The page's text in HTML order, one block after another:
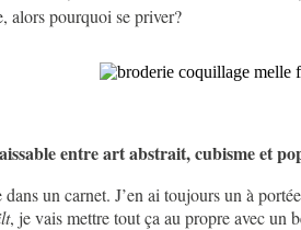
alors pourquoi se priver?
entre art abstrait, cubisme et
un carnet. J’en ai toujours un à
, je vais mettre tout ça au propre avec un